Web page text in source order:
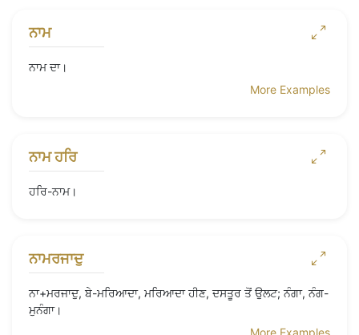
ਨਾਮ
ਨਾਮ ਦਾ।
More Examples
ਨਾਮ ਹਰਿ
ਹਰਿ-ਨਾਮ।
ਨਾਮਰਜਾਦੁ
ਨਾ+ਮਰਜਾਦੁ, ਬੇ-ਮਰਿਆਦਾ, ਮਰਿਆਦਾ ਹੀਣ, ਦਸਤੂਰ ਤੋਂ ਉਲਟ; ਨੰਗਾ, ਨੰਗ-
ਮੁਨੰਗਾ।
More Examples